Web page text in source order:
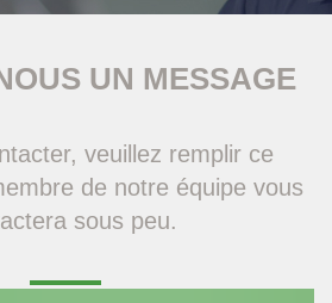
UN MESSAGE
veuillez remplir ce
de notre équipe vous
sous peu.